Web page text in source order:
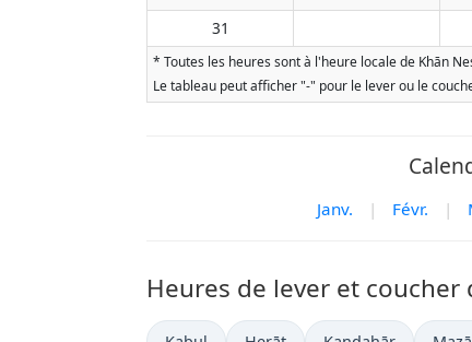
31
* Toutes les heures sont à l'heure locale de Khān
Le tableau peut afficher "-" pour le lever ou le
Janv. | Févr. |
Heures de lever et